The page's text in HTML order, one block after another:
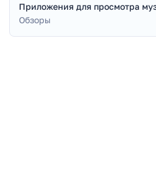
Приложения для просмотра
Обзоры